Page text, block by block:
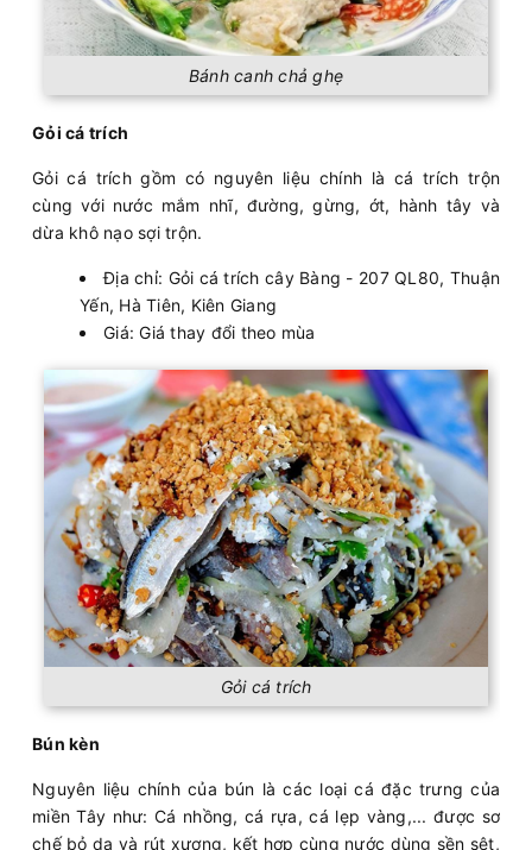
Bánh canh chả ghẹ
Gỏi cá trích
Gỏi cá trích gồm có nguyên liệu chính là cá trích trộn
cùng với nước mắm nhĩ, đường, gừng, ớt, hành tây và
dừa khô nạo sợi trộn.
Địa chỉ: Gỏi cá trích cây Bàng - 207 QL80, Thuận
Yến, Hà Tiên, Kiên Giang
Giá: Giá thay đổi theo mùa
Gỏi cá trích
Bún kèn
Nguyên liệu chính của bún là các loại cá đặc trưng của
miền Tây như: Cá nhồng, cá rựa, cá lẹp vàng,... được sơ
chế bỏ da và rút xương, kết hợp cùng nước dùng sền sệt,